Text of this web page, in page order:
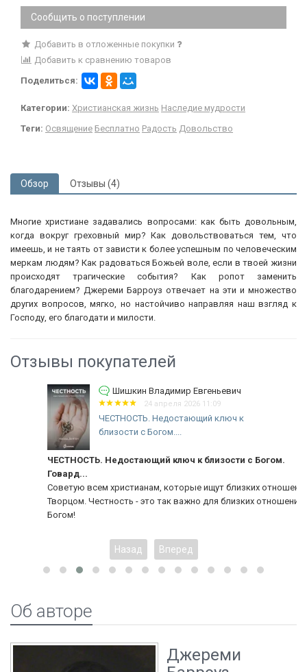
Сообщить о поступлении
Добавить в отложенные покупки
Добавить к сравнению товаров
Поделиться:
Категории: Христианская жизнь Наследие мудрости
Теги: Освящение Бесплатно Радость Довольство
Обзор Отзывы (4)
Многие христиане задавались вопросами: как быть довольным,
когда вокруг греховный мир? Как довольствоваться тем, что
имеешь, и не таять от зависти к более успешным по человеческим
меркам людям? Как радоваться Божьей воле, если в твоей жизни
происходят трагические события? Как ропот заменить
благодарением? Джереми Барроуз отвечает на эти и множество
других вопросов, мягко, но настойчиво направляя наш взгляд к
Господу, его благодати и милости.
Отзывы покупателей
Шишкин Владимир Евгеньевич
24 апреля 2026 11:09
ЧЕСТНОСТЬ. Недостающий ключ к
близости с Богом....
ЧЕСТНОСТЬ. Недостающий ключ к близости с Богом.
Говард...
Советую всем христианам, которые ищут близких отношений с
Творцом. Честность - это так важно для близких отношений с
Назад Вперед
Об авторе
Джереми